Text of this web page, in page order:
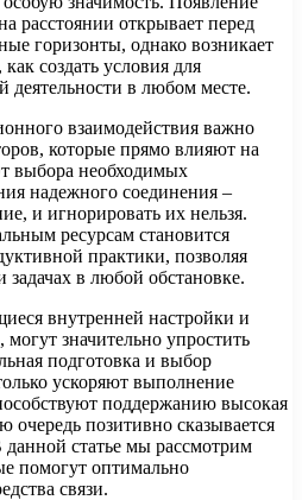
расстоянии открывает перед
горизонты, однако возникает
создать условия для
деятельности в любом месте.
взаимодействия важно
которые прямо влияют на
выбора необходимых
надежного соединения –
и игнорировать их нельзя.
ресурсам становится
практики, позволяя
задачах в любой обстановке.
внутренней настройки и
значительно упростить
подготовка и выбор
ускоряют выполнение
поддержанию высокая
очередь позитивно сказывается
данной статье мы рассмотрим
помогут оптимально
связи.